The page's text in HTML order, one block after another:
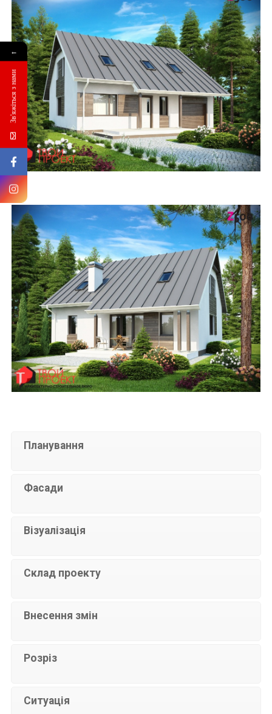
Планування
Фасади
Візуалізація
Склад проекту
Внесення змін
Розріз
Ситуація
←
Зв'яжіться з нами